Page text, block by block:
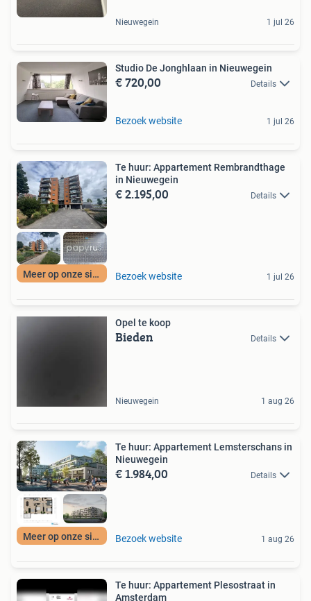
Nieuwegein 1 jul 26
Studio De Jonghlaan in Nieuwegein
€ 720,00 Details
Bezoek website 1 jul 26
Meer op onze site
Te huur: Appartement Rembrandthage
in Nieuwegein
€ 2.195,00 Details
Bezoek website 1 jul 26
Opel te koop
Bieden Details
Nieuwegein 1 aug 26
Meer op onze site
Te huur: Appartement Lemsterschans in
Nieuwegein
€ 1.984,00 Details
Bezoek website 1 aug 26
Te huur: Appartement Plesostraat in
Amsterdam